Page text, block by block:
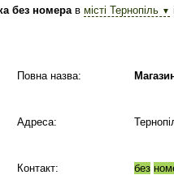
без номерав місті Тернопіль ▼
Повна назва:
Адреса:
Контакт: без